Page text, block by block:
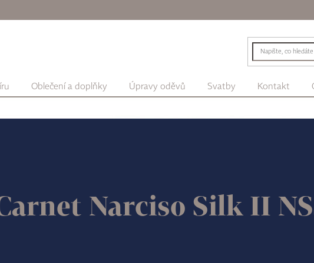
Oblečení a doplňky Úpravy oděvů Svatby Kontakt
Narciso Silk II